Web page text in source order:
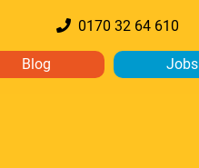
0170 32 64 610
Blog Jobs